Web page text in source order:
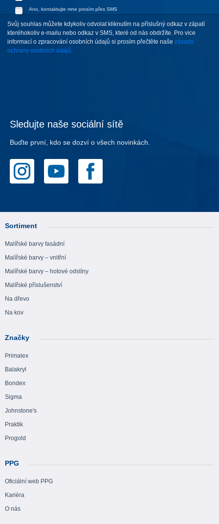
Ano, kontaktujte mne prosím přes SMS
Svůj souhlas můžete kdykoliv odvolat kliknutím na příslušný odkaz v zápatí
kteréhokoliv e-mailu nebo odkaz v SMS, které od nás obdržíte. Pro vice
informací o zpracování osobních údajů si prosím přečtěte naše zásady
ochrany osobních údajů.
Sledujte naše sociální sítě
Buďte první, kdo se dozví o všech novinkách.
Sortiment
Malířské barvy fasádní
Malířské barvy – vnitřní
Malířské barvy – hotové odstíny
Malířské příslušenství
Na dřevo
Na kov
Značky
Primalex
Balakryl
Bondex
Sigma
Johnstone's
Praktik
Progold
PPG
Oficiální web PPG
Kariéra
O nás